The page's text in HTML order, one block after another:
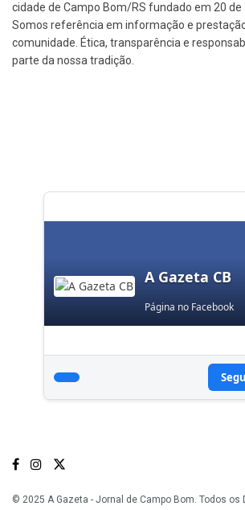
cidade de Campo Bom/RS fundado em 20 de
Somos referência em informação e
comunidade. Ética, transparência e
parte da nossa tradição.
A Gazeta CB
Página no Facebook
© 2025 A Gazeta - Jornal de Campo Bom. Todos os